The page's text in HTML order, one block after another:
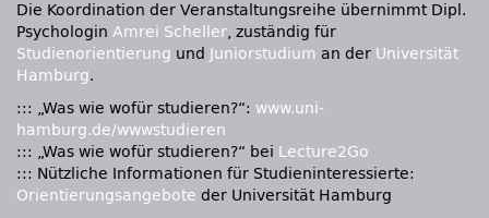
Die Koordination der Veranstaltungsreihe übernimmt Dipl.
Psychologin Amrei Scheller, zuständig für
Studienorientierung und Juniorstudium an der Universität
Hamburg.
::: „Was wie wofür studieren?“: www.uni-
hamburg.de/wwwstudieren
::: „Was wie wofür studieren?“ bei Lecture2Go
::: Nützliche Informationen für Studieninteressierte:
Orientierungsangebote der Universität Hamburg